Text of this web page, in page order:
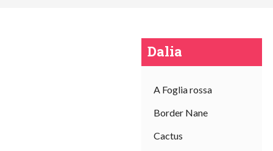
Dalia
A Foglia rossa
Border Nane
Cactus